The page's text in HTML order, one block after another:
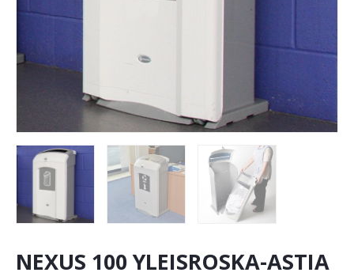
NEXUS 100 YLEISROSKA-ASTIA